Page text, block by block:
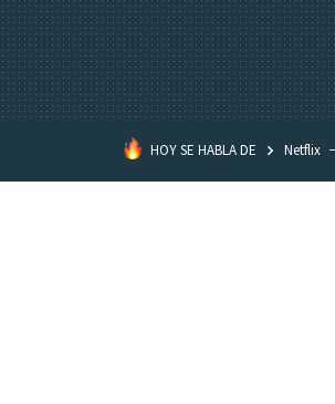
HOY SE HABLA DE Netflix